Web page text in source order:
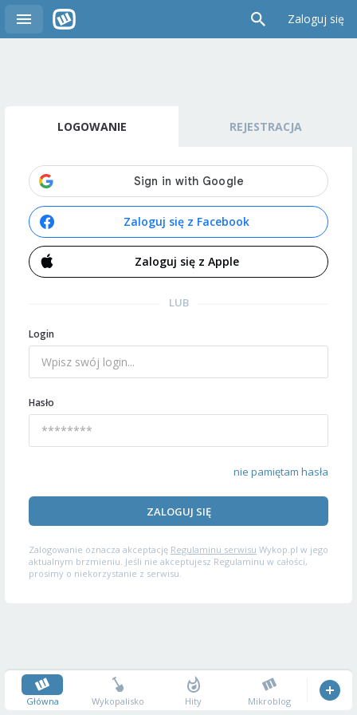
Zaloguj się
LOGOWANIE REJESTRACJA
Zaloguj się z Facebook
Zaloguj się z Apple
LUB
Login
Hasło
nie pamiętam hasła
ZALOGUJ SIĘ
Zalogowanie oznacza akceptację Regulaminu serwisu Wykop.pl w jego
aktualnym brzmieniu. Jeśli nie akceptujesz Regulaminu w całości,
prosimy o niekorzystanie z serwisu.
Główna Wykopalisko Hity Mikroblog